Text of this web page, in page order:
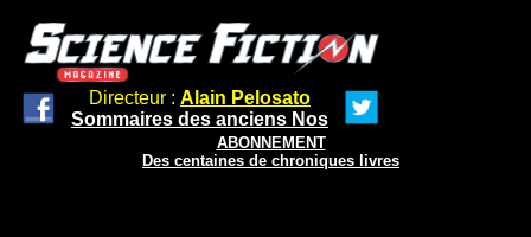
Directeur : Alain Pelosato
Sommaires des anciens Nos
ABONNEMENT
Des centaines de chroniques livres